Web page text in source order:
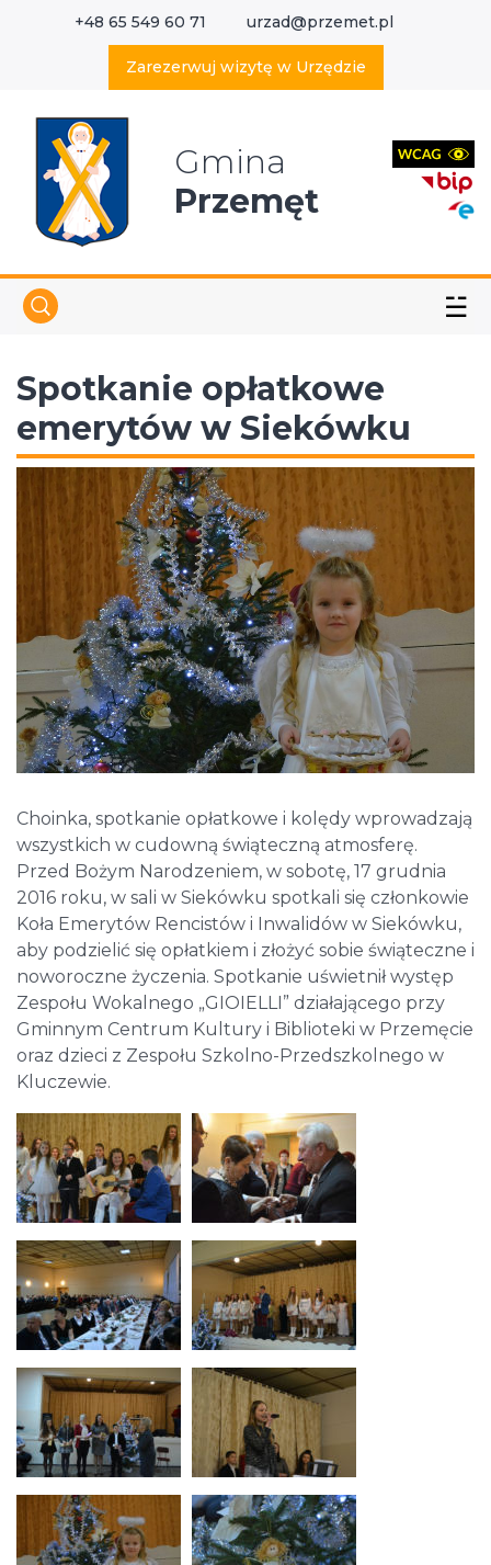
+48 65 549 60 71 urzad@przemet.pl
Zarezerwuj wizytę w Urzędzie
Gmina
Przemęt
☱
Spotkanie opłatkowe
emerytów w Siekówku
Choinka, spotkanie opłatkowe i kolędy wprowadzają
wszystkich w cudowną świąteczną atmosferę.
Przed Bożym Narodzeniem, w sobotę, 17 grudnia
2016 roku, w sali w Siekówku spotkali się członkowie
Koła Emerytów Rencistów i Inwalidów w Siekówku,
aby podzielić się opłatkiem i złożyć sobie świąteczne i
noworoczne życzenia. Spotkanie uświetnił występ
Zespołu Wokalnego „GIOIELLI” działającego przy
Gminnym Centrum Kultury i Biblioteki w Przemęcie
oraz dzieci z Zespołu Szkolno-Przedszkolnego w
Kluczewie.
Wyszukaj w serwisie